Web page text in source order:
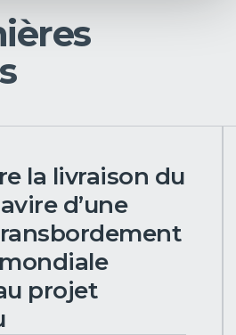
la livraison du
d’une
projet